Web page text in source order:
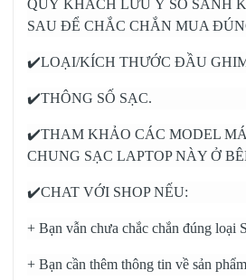
QUÝ KHÁCH LƯU Ý SO SÁNH
SAU ĐỂ CHẮC CHẮN MUA
✔️LOẠI/KÍCH THƯỚC ĐẦU
✔️THÔNG SỐ SẠC.
✔️THAM KHẢO CÁC MODEL
CHUNG SẠC LAPTOP NÀY Ở
✔️CHAT VỚI SHOP NẾU:
+ Bạn vẫn chưa chắc chắn đúng loại
+ Bạn cần thêm thông tin về sản